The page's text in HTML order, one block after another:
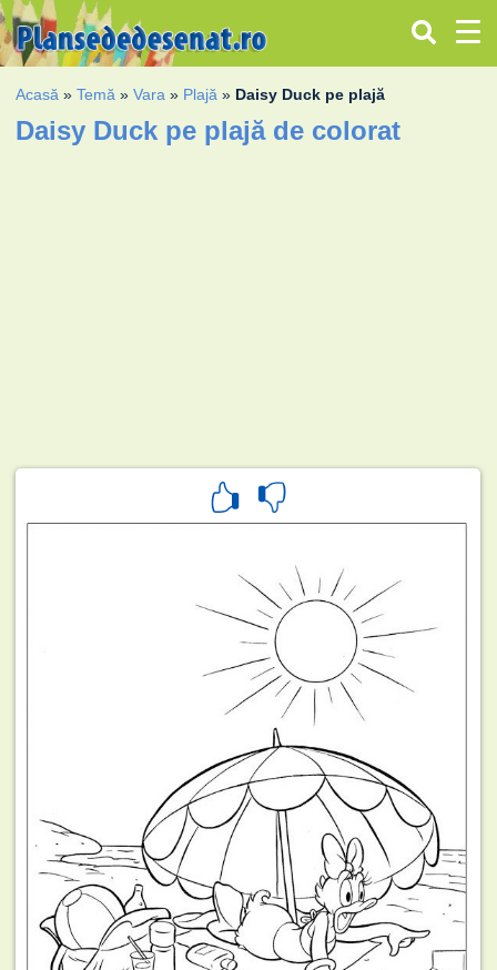
Acasă »Temă »Vara » Plajă » Daisy Duck pe plajă
Daisy Duck pe plajă de colorat